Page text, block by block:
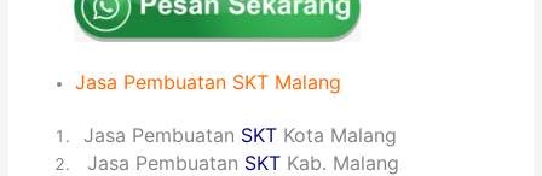
Jasa Pembuatan SKT Malang
1Jasa Pembuatan SKT Kota Malang
2Jasa Pembuatan SKT Kab. Malang